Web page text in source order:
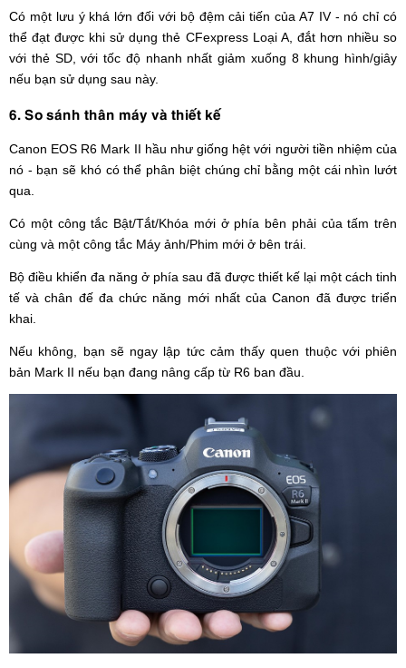
Có một lưu ý khá lớn đối với bộ đệm cải tiến của A7 IV - nó chỉ có
thể đạt được khi sử dụng thẻ CFexpress Loại A, đắt hơn nhiều so
với thẻ SD, với tốc độ nhanh nhất giảm xuống 8 khung hình/giây
nếu bạn sử dụng sau này.
6. So sánh thân máy và thiết kế
Canon EOS R6 Mark II hầu như giống hệt với người tiền nhiệm của
nó - bạn sẽ khó có thể phân biệt chúng chỉ bằng một cái nhìn lướt
qua.
Có một công tắc Bật/Tắt/Khóa mới ở phía bên phải của tấm trên
cùng và một công tắc Máy ảnh/Phim mới ở bên trái.
Bộ điều khiển đa năng ở phía sau đã được thiết kế lại một cách tinh
tế và chân đế đa chức năng mới nhất của Canon đã được triển
khai.
Nếu không, bạn sẽ ngay lập tức cảm thấy quen thuộc với phiên
bản Mark II nếu bạn đang nâng cấp từ R6 ban đầu.